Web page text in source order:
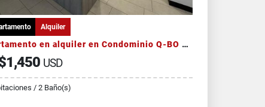
Alquiler
Apartamento en alquiler en Condominio Q-BO Skyhomes - Nunciatura
USD
/ 2 Baño(s)